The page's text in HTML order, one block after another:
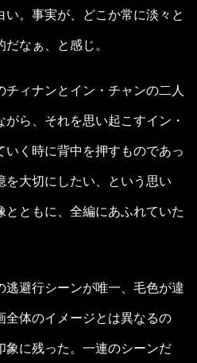
。事実が、どこか常に淡々と
なぁ、と感じ。
チィナンとイン・チャンの二人
ら、それを思い起こすイン・
く時に背中を押すものであっ
を大切にしたい、という思い
とともに、全編にあふれていた
逃避行シーンが唯一、毛色が違
全体のイメージとは異なるの
象に残った。一連のシーンだ